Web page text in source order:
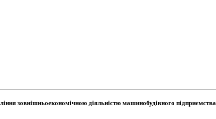
зовнішньоекономічною діяльністю машинобудівного підприємства